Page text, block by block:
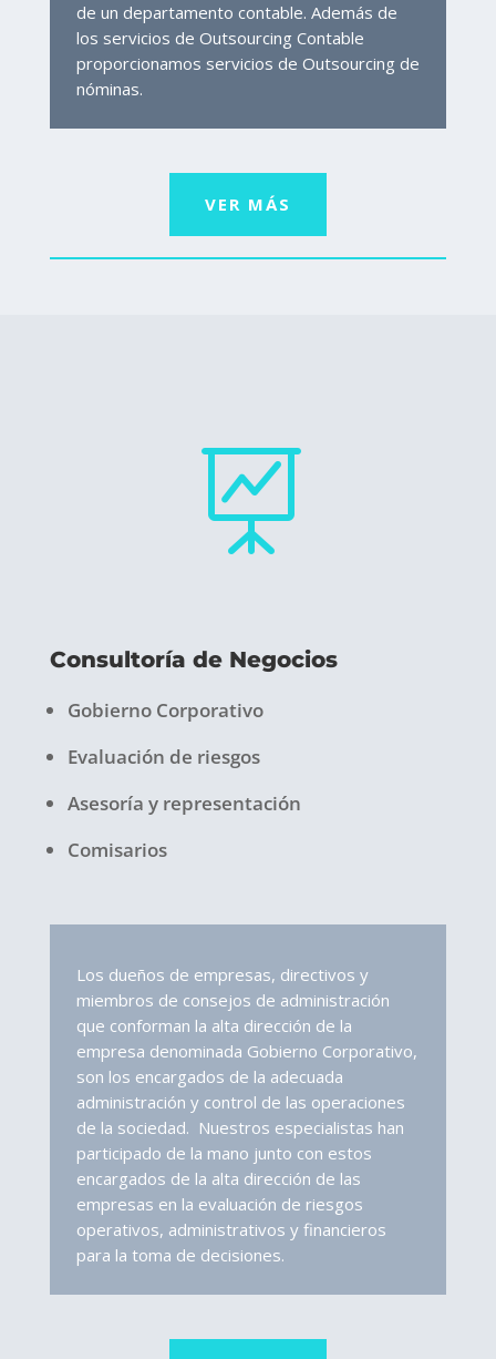
de un departamento contable. Además de
los servicios de Outsourcing Contable
proporcionamos servicios de Outsourcing de
nóminas.
VER MÁS

Consultoría de Negocios
Gobierno Corporativo
Evaluación de riesgos
Asesoría y representación
Comisarios
Los dueños de empresas, directivos y
miembros de consejos de administración
que conforman la alta dirección de la
empresa denominada Gobierno Corporativo,
son los encargados de la adecuada
administración y control de las operaciones
de la sociedad. Nuestros especialistas han
participado de la mano junto con estos
encargados de la alta dirección de las
empresas en la evaluación de riesgos
operativos, administrativos y financieros
para la toma de decisiones.